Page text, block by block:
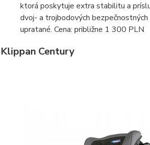
ktorá poskytuje extra stabilitu a
dvoj- a trojbodových
upratané. Cena: približne 1 300 PLN
Klippan Century